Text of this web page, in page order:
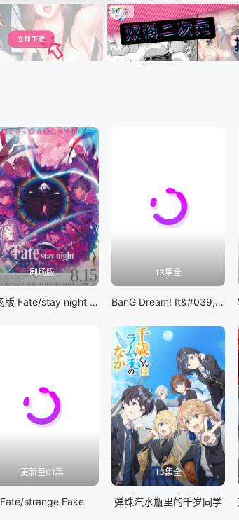
剧场版
剧场版 Fate/stay night [Heaven&#039;s Feel] III.spring song
13集全
BanG Dream! It&#039;s MyGO!!!!!
更新至01集
Fate/strange Fake
13集全
弹珠汽水瓶里的千岁同学